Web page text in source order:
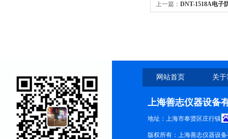
上一篇： DNT-1518A电子
网站首页 关
上海善志仪器设备
地址：上海市奉贤区庄行镇
版权所有：上海善志仪器设